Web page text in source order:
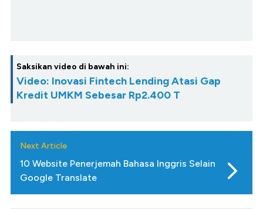
Saksikan video di bawah ini:
Video: Inovasi Fintech Lending Atasi Gap
Kredit UMKM Sebesar Rp2.400 T
Next Article
10 Website Penerjemah Bahasa Inggris Selain
Google Translate